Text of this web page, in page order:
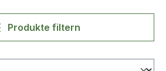
Produkte filtern